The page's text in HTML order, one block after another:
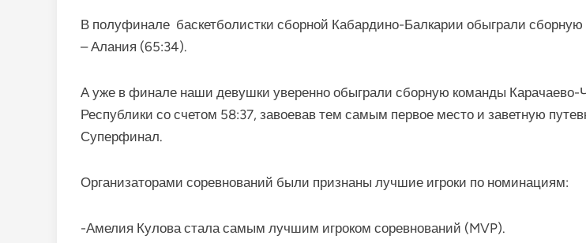
В полуфинале баскетболистки сборной Кабардино-Балкарии обыграли
– Алания (65:34).
А уже в финале наши девушки уверенно обыграли сборную команды Карачаево-
Республики со счетом 58:37, завоевав тем самым первое место и заветную
Суперфинал.
Организаторами соревнований были признаны лучшие игроки по номинациям:
-Амелия Кулова стала самым лучшим игроком соревнований (MVP).